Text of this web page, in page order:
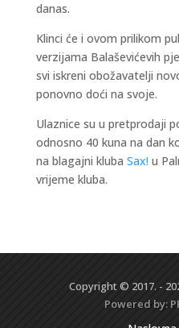
danas.
Klinci će i ovom prilikom
verzijama Balaševićevih
svi iskreni obožavatelji
ponovno doći na svoje.
Ulaznice su u pretprodaji
odnosno 40 kuna na dan
na blagajni kluba Sax! u
vrijeme kluba.
Copyright © 2017. -
Powered by: